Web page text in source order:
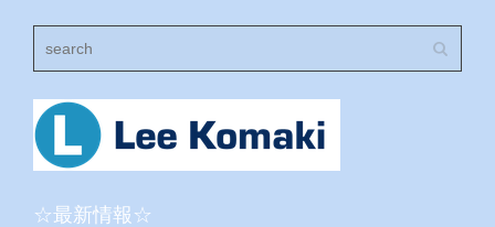
☆最新情報☆